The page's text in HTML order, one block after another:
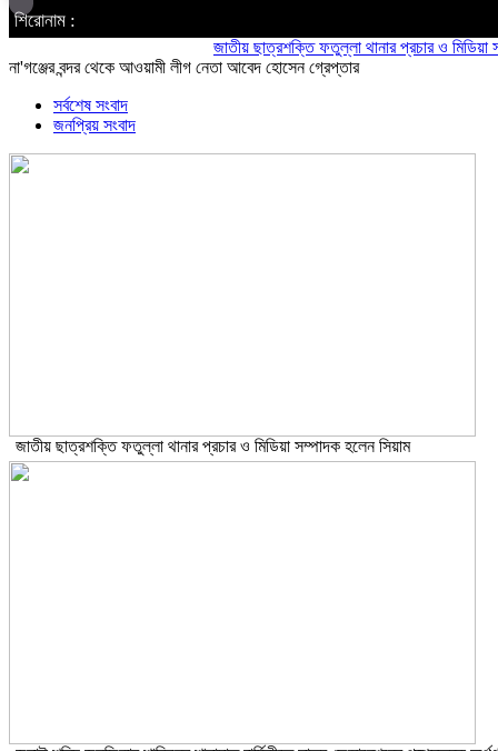
শিরোনাম :
জাতীয় ছাত্রশক্তি ফতুল্লা থানার প্রচার ও মিডিয়া সম্পাদক
না'গঞ্জের বন্দর থেকে আওয়ামী লীগ নেতা আবেদ হোসেন গ্রেপ্তার
সর্বশেষ সংবাদ
জনপ্রিয় সংবাদ
জাতীয় ছাত্রশক্তি ফতুল্লা থানার প্রচার ও মিডিয়া সম্পাদক হলেন সিয়াম